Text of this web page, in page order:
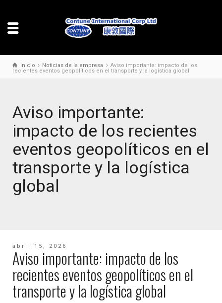
Inicio Noticias de la empresa
Aviso importante: impacto de los
recientes eventos geopolíticos en el transporte y la logística global
Aviso importante:
impacto de los recientes
eventos geopolíticos en el
transporte y la logística
global
abril 15, 2026
Aviso importante: impacto de los
recientes eventos geopolíticos en el
transporte y la logística global